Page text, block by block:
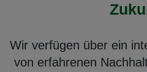
Wir verfügen über ein
von erfahrenen